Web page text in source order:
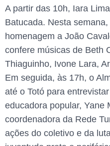
A partir das 10h, Iara
Batucada. Nesta
homenagem a João
confere músicas de Beth
Thiaguinho, Ivone Lara,
Em seguida, às 17h, o
até o Totó para
educadora popular, Yane
coordenadora da Rede
ações do coletivo e da